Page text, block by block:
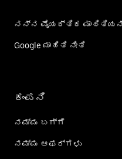
ನನ್ನ ವೈಯಕ್ತಿಕ
Google ಮಾಹಿತಿ ನೀತಿ
ಕಂಪನಿ
ನಮ್ಮ ಬಗ್ಗೆ
ನಮ್ಮ ಆಫರ್‌ಗಳು